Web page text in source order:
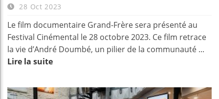
28 Oct 2023
Le film documentaire Grand-Frère sera présenté au
Festival Cinémental le 28 octobre 2023. Ce film retrace
la vie d’André Doumbé, un pilier de la communauté ...
Lire la suite